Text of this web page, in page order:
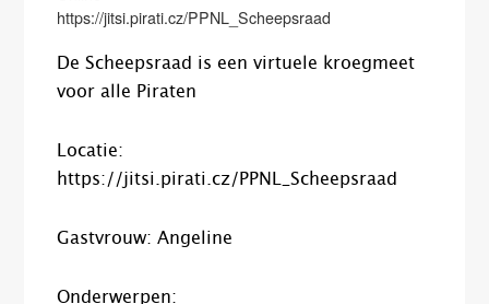
https://jitsi.pirati.cz/PPNL_Scheepsraad
De Scheepsraad is een virtuele kroegmeet
voor alle Piraten
Locatie:
https://jitsi.pirati.cz/PPNL_Scheepsraad
Gastvrouw: Angeline
Onderwerpen: